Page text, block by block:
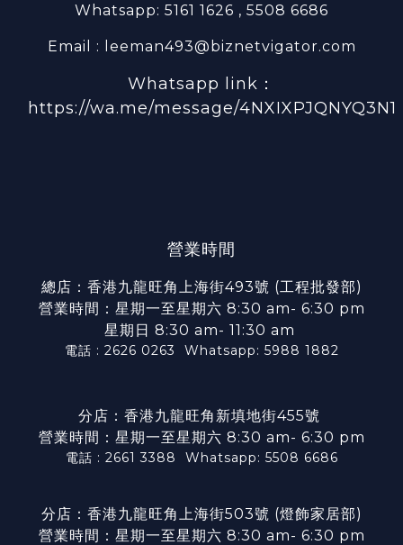
Whatsapp: 5161 1626 , 5508 6686
Email : leeman493@biznetvigator.com
Whatsapp link：
https://wa.me/message/4NXIXPJQNYQ3N1
營業時間
總店：香港九龍旺角上海街493號 (工程批發部)
營業時間：星期一至星期六 8:30 am- 6:30 pm
星期日 8:30 am- 11:30 am
電話 : 2626 0263 Whatsapp: 5988 1882
分店：香港九龍旺角新填地街455號
營業時間：星期一至星期六 8:30 am- 6:30 pm
電話 : 2661 3388 Whatsapp: 5508 6686
分店：香港九龍旺角上海街503號 (燈飾家居部)
營業時間：星期一至星期六 8:30 am- 6:30 pm